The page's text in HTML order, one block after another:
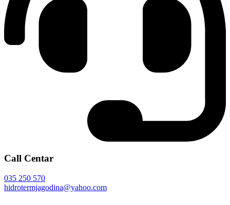
Call Centar
035 250 570
hidrotermjagodina@yahoo.com